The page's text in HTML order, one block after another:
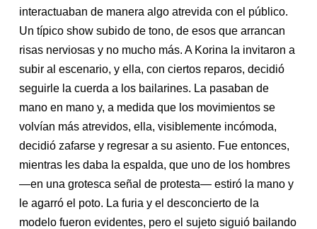
interactuaban de manera algo atrevida con el público.
Un típico show subido de tono, de esos que arrancan
risas nerviosas y no mucho más. A Korina la invitaron a
subir al escenario, y ella, con ciertos reparos, decidió
seguirle la cuerda a los bailarines. La pasaban de
mano en mano y, a medida que los movimientos se
volvían más atrevidos, ella, visiblemente incómoda,
decidió zafarse y regresar a su asiento. Fue entonces,
mientras les daba la espalda, que uno de los hombres
—en una grotesca señal de protesta— estiró la mano y
le agarró el poto. La furia y el desconcierto de la
modelo fueron evidentes, pero el sujeto siguió bailando